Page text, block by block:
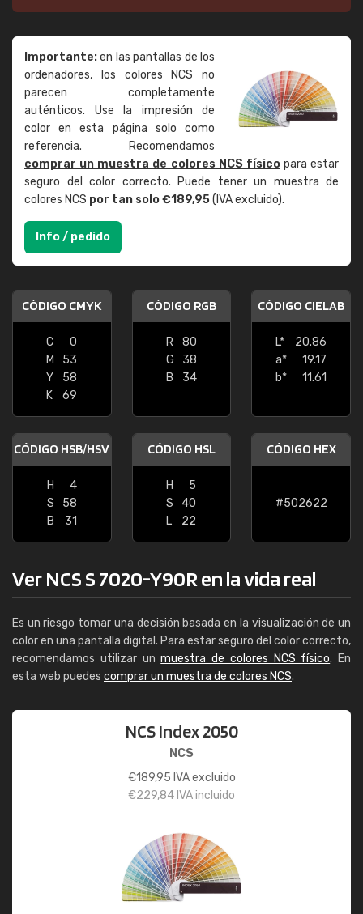
Importante:en las pantallas de los
ordenadores, los colores NCS no
parecen completamente
auténticos. Use la impresión de
color en esta página solo como
referencia. Recomendamos
comprar un muestra de colores NCS físicopara estar
seguro del color correcto. Puede tener un muestra de
colores NCS por tan solo €189,95(IVA excluido).
Info / pedido
CÓDIGO CMYK
C
0
M
53
Y
58
K
69
CÓDIGO RGB
R
80
G
38
B
34
CÓDIGO CIELAB
L*
20.86
a*
19.17
b*
11.61
CÓDIGO HSB/HSV
H
4
S
58
B
31
CÓDIGO HSL
H
5
S
40
L
22
CÓDIGO HEX
#502622
Ver NCS S 7020-Y90R en la vida real
Es un riesgo tomar una decisión basada en la visualización de un
color en una pantalla digital. Para estar seguro del color correcto,
recomendamos utilizar unmuestra de colores NCS físico. En
esta web puedes comprar un muestra de colores NCS.
NCS Index 2050
NCS
€189,95 IVA excluido
€229,84 IVA incluido